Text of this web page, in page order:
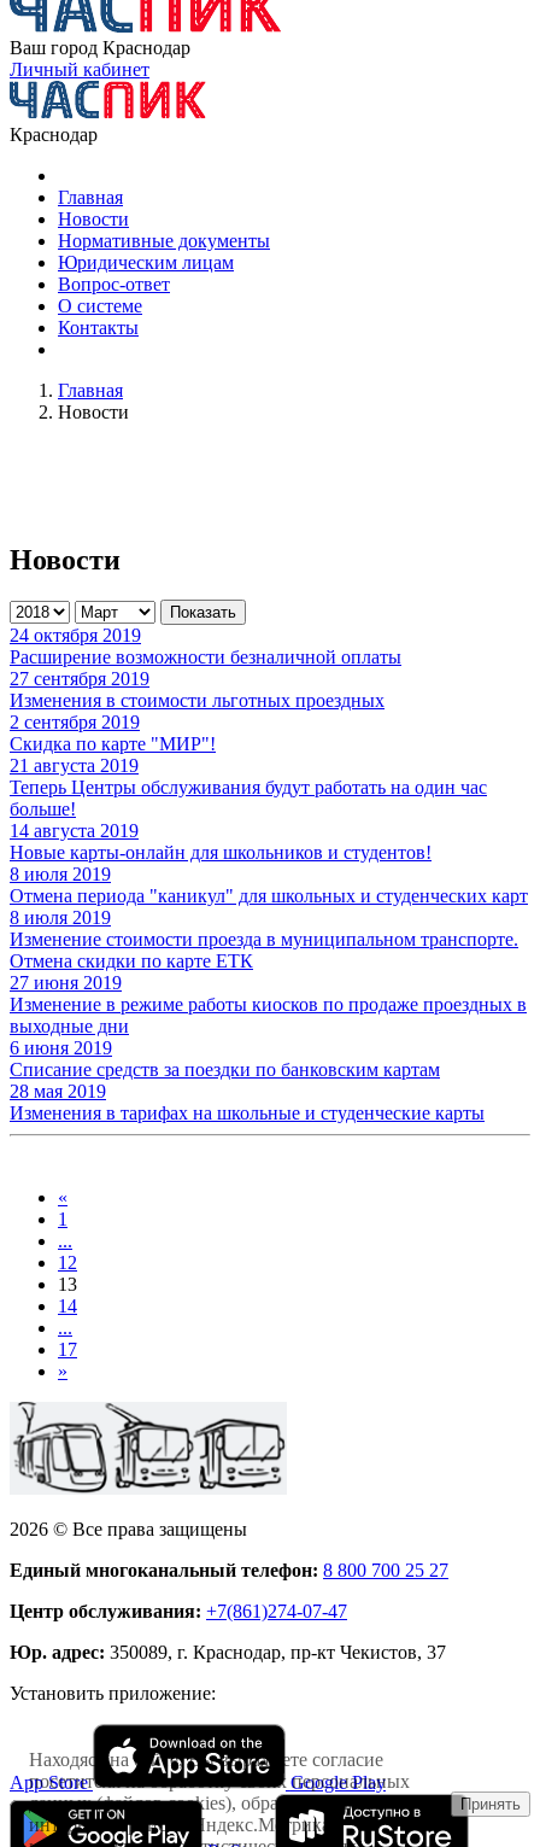
Ваш город Краснодар
Личный кабинет
Краснодар
Главная
Новости
Нормативные документы
Юридическим лицам
Вопрос-ответ
О системе
Контакты
Главная
Новости
Новости
Показать
24 октября 2019
Расширение возможности безналичной оплаты
27 сентября 2019
Изменения в стоимости льготных проездных
2 сентября 2019
Скидка по карте "МИР"!
21 августа 2019
Теперь Центры обслуживания будут работать на один час
больше!
14 августа 2019
Новые карты-онлайн для школьников и студентов!
8 июля 2019
Отмена периода "каникул" для школьных и студенческих карт
8 июля 2019
Изменение стоимости проезда в муниципальном транспорте.
Отмена скидки по карте ЕТК
27 июня 2019
Изменение в режиме работы киосков по продаже проездных в
выходные дни
6 июня 2019
Списание средств за поездки по банковским картам
28 мая 2019
Изменения в тарифах на школьные и студенческие карты
«
1
...
12
13
14
...
17
»
2026 © Все права защищены
Единый многоканальный телефон: 8 800 700 25 27
Центр обслуживания: +7(861)274-07-47
Юр. адрес: 350089, г. Краснодар, пр-кт Чекистов, 37
Установить приложение:
App Store Google Play
Находясь на сайте, Вы выражаете согласие
посетителя на обработку своих персональных
данных (файлов cookies), обрабатываемых
интернет-сервисом Яндекс.Метрика
Принять